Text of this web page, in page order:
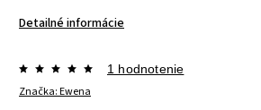
Detailné informácie
Značka:Ewena
1 hodnotenie